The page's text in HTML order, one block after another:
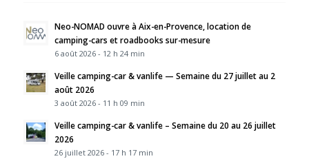
Neo-NOMAD ouvre à Aix-en-Provence, location de
camping-cars et roadbooks sur-mesure
6 août 2026 - 12 h 24 min
Veille camping-car & vanlife — Semaine du 27 juillet au 2
août 2026
3 août 2026 - 11 h 09 min
Veille camping-car & vanlife – Semaine du 20 au 26 juillet
2026
26 juillet 2026 - 17 h 17 min